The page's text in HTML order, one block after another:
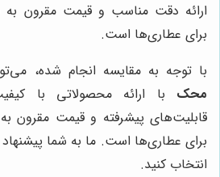
ارائه دقت مناسب و قیمت مقرون به
برای عطاری‌ها است.
با توجه به مقایسه انجام شده،
محک با ارائه محصولاتی با
قابلیت‌های پیشرفته و قیمت مقرون
برای عطاری‌ها است. ما به شما
انتخاب کنید.